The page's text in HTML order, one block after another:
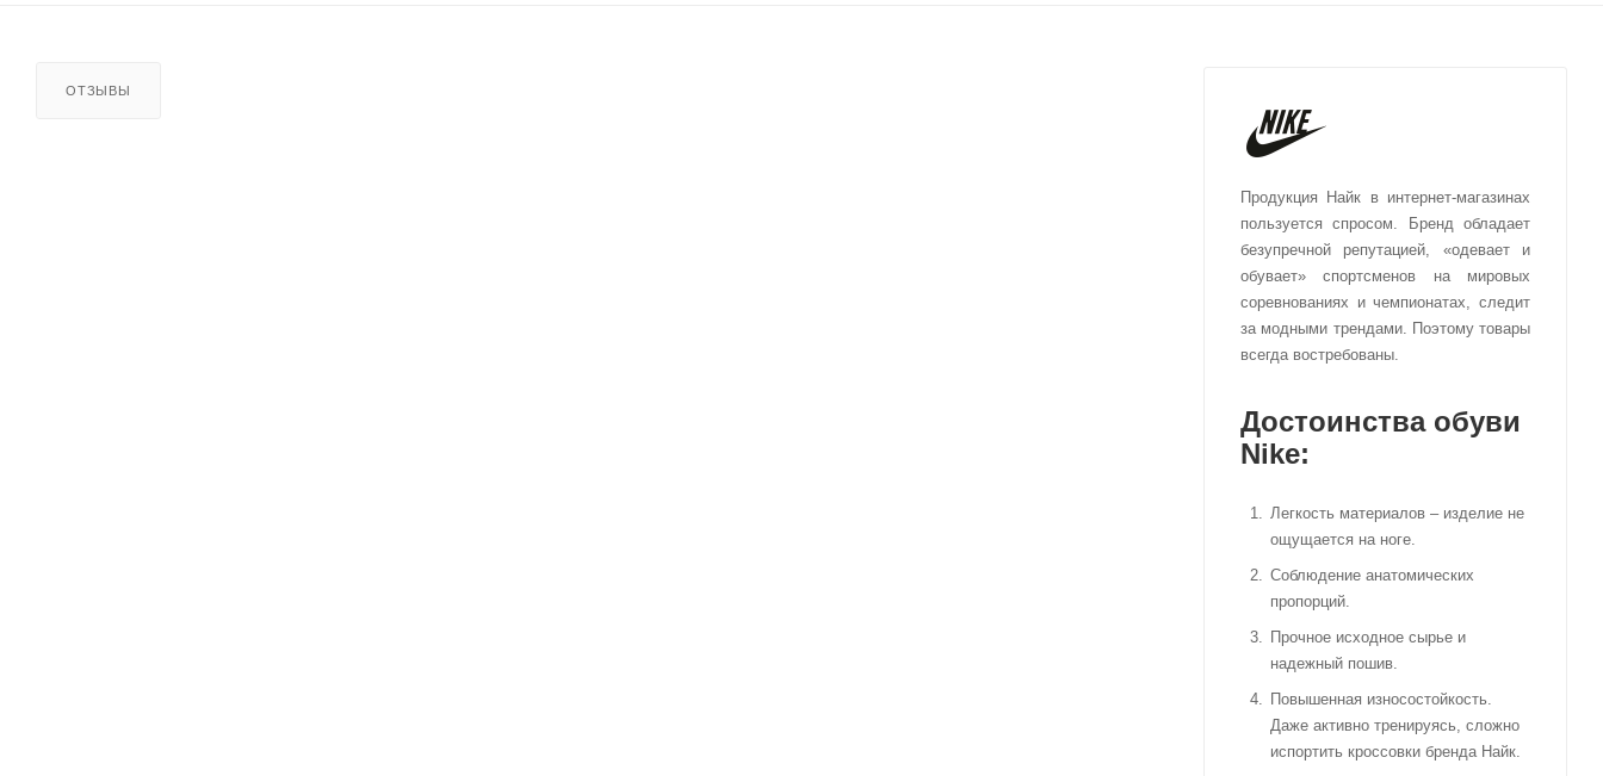
ОТЗЫВЫ
Продукция Найк в интернет-магазинах
пользуется спросом. Бренд обладает
безупречной репутацией, «одевает и
обувает» спортсменов на мировых
соревнованиях и чемпионатах, следит
за модными трендами. Поэтому товары
всегда востребованы.
Достоинства обуви
Nike:
Легкость материалов – изделие не
ощущается на ноге.
Соблюдение анатомических
пропорций.
Прочное исходное сырье и
надежный пошив.
Повышенная износостойкость.
Даже активно тренируясь, сложно
испортить кроссовки бренда Найк.